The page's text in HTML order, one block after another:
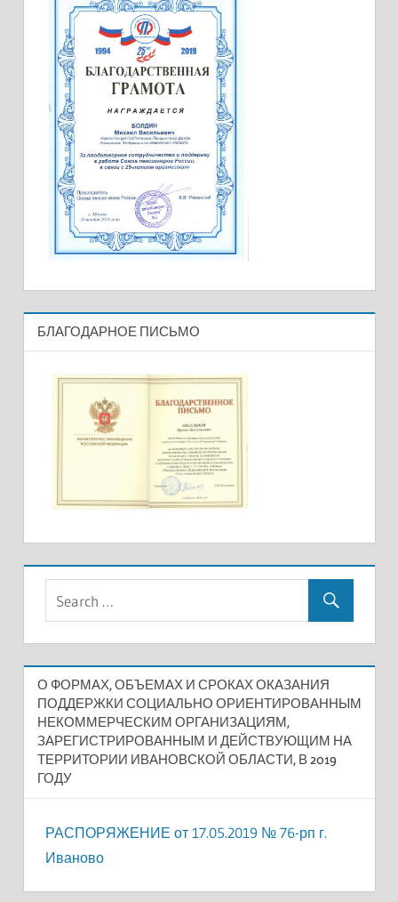
БЛАГОДАРНОЕ ПИСЬМО
О ФОРМАХ, ОБЪЕМАХ И СРОКАХ ОКАЗАНИЯ
ПОДДЕРЖКИ СОЦИАЛЬНО ОРИЕНТИРОВАННЫМ
НЕКОММЕРЧЕСКИМ ОРГАНИЗАЦИЯМ,
ЗАРЕГИСТРИРОВАННЫМ И ДЕЙСТВУЮЩИМ НА
ТЕРРИТОРИИ ИВАНОВСКОЙ ОБЛАСТИ, В 2019
ГОДУ
РАСПОРЯЖЕНИЕ от 17.05.2019 № 76-рп г.
Иваново